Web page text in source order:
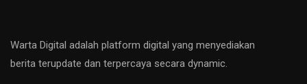
Warta Digital adalah platform digital yang menyediakan
berita terupdate dan terpercaya secara dynamic.